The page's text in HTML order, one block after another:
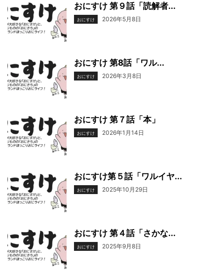
おにすけ 第９話「読解者...
おにすけ 2026年5月8日
おにすけ 第8話「ワル...
おにすけ 2026年3月8日
おにすけ 第７話「本」
おにすけ 2026年1月14日
おにすけ第５話「ワルイヤ...
おにすけ 2025年10月29日
おにすけ 第４話「さかな...
おにすけ 2025年9月8日